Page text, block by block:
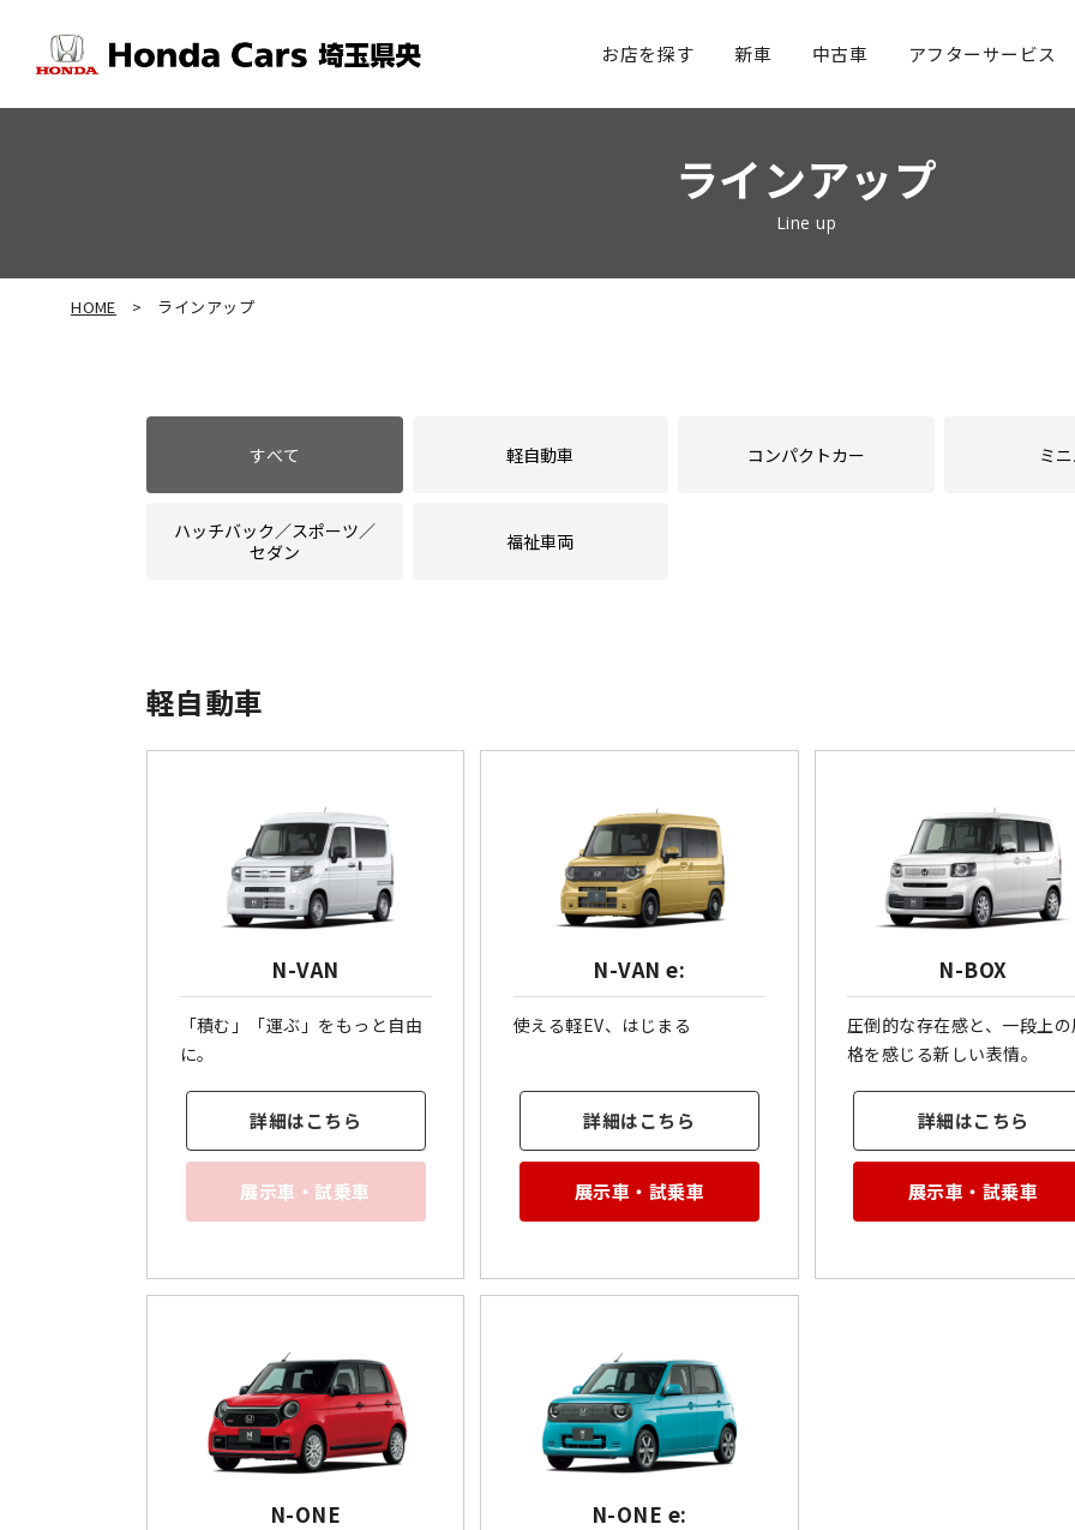
お店を探す 新車 中古車 アフターサービス
ラインアップ
Line up
HOME ラインアップ
すべて 軽自動車 コンパクトカー ミ
ハッチバック
スポーツ
セダン
福祉車両
軽自動車
N-VAN
「積む」「運ぶ」をもっと自由
に。
詳細はこちら
展示車・試乗車
N-VAN e:
使える軽EV、はじまる
詳細はこちら
展示車・試乗車
N-BOX
圧倒的な存在感と、一段上
格を感じる新しい表情。
詳細はこちら
展示車・試乗車
N-ONE N-ONE e: